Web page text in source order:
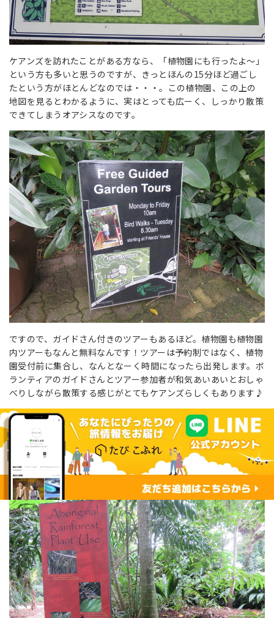
ケアンズを訪れたことがある方なら、「植物園にも行ったよ～」
という方も多いと思うのですが、きっとほんの15分ほど過ごし
たという方がほとんどなのでは・・・。この植物園、この上の
地図を見るとわかるように、実はとっても広ーく、しっかり散策
できてしまうオアシスなのです。
ですので、ガイドさん付きのツアーもあるほど。植物園も植物園
内ツアーもなんと無料なんです！ツアーは予約制ではなく、植物
園受付前に集合し、なんとなーく時間になったら出発します。ボ
ランティアのガイドさんとツアー参加者が和気あいあいとおしゃ
べりしながら散策する感じがとてもケアンズらしくもあります♪